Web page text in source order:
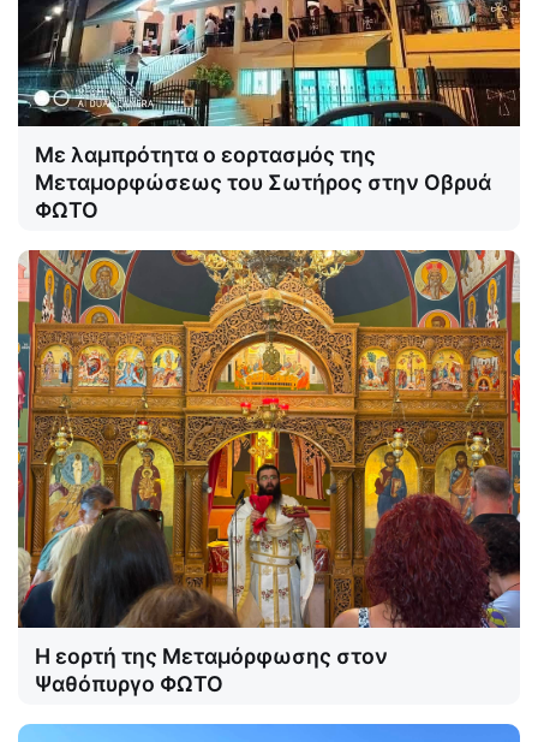
Με λαμπρότητα ο εορτασμός της
Μεταμορφώσεως του Σωτήρος στην Οβρυά
ΦΩΤΟ
Η εορτή της Μεταμόρφωσης στον
Ψαθόπυργο ΦΩΤΟ